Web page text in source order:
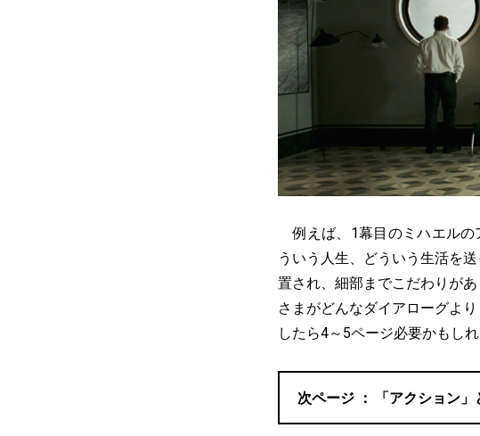
例えば、1幕目のミハエルの
ういう人生、どういう生活を
置され、細部までこだわりが
さまがどんなダイアローグよ
したら4～5ページ必要かもし
「アクション